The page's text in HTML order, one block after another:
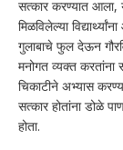
सत्कार करण्यात आला,
मिळविलेल्या
गुलाबाचे फुल देऊन
मनोगत व्यक्त करतांना
चिकाटीने अभ्यास
सत्कार होतांना डोळे
होता.